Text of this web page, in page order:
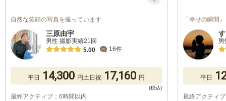
自然な笑顔の写真を撮っています
三原由宇
男性 撮影実績21回
5.00
16件
平日 14,300 円土日祝 17,160 円
最終アクティブ：6時間以内
「幸せの瞬間
男
平日
最終アクティ